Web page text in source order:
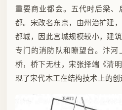
重要商业都会。五代时后梁、
都。宋改名东京，由州治扩建
都城，因此宫城规模较小，建
专门的消防队和瞭望台。汴河
桥，桥下无柱，宋张择端《清
现了宋代木工在结构技术上的创